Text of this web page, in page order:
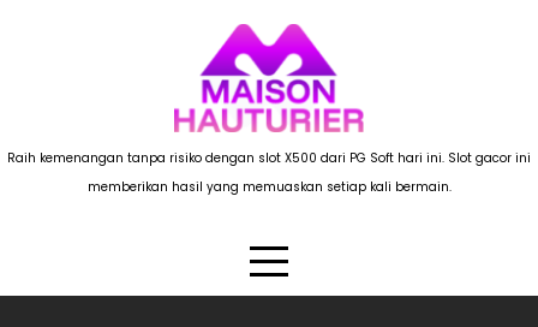
Raih kemenangan tanpa risiko dengan slot X500 dari PG Soft hari ini. Slot gacor ini
memberikan hasil yang memuaskan setiap kali bermain.